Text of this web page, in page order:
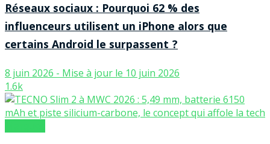
Réseaux sociaux : Pourquoi 62 % des
influenceurs utilisent un iPhone alors que
certains Android le surpassent ?
8 juin 2026 - Mise à jour le 10 juin 2026
1.6k